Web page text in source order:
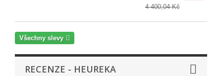
4 400,04 Kč
Všechny slevy
RECENZE - HEUREKA